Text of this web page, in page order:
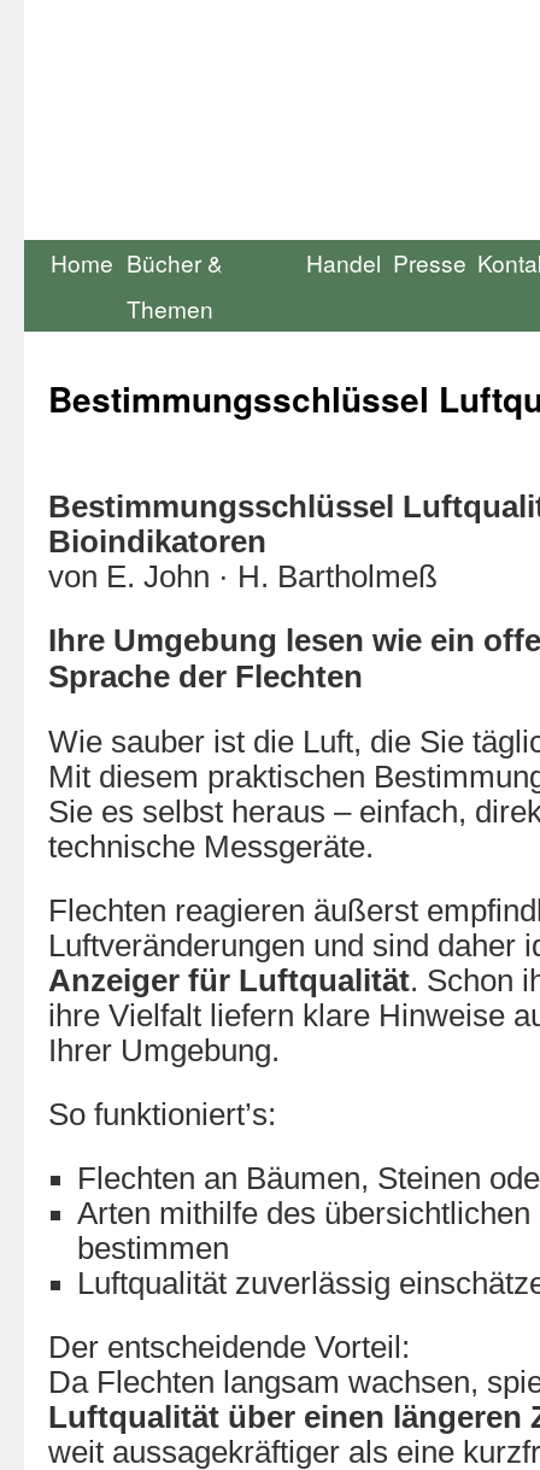
Home Bücher &
Themen
Handel Presse
Bestimmungsschlüssel
Bestimmungsschlüssel
Bioindikatoren
von E. John · H. Bartholmeß
Ihre Umgebung lesen wie ein
Sprache der Flechten
Wie sauber ist die Luft, die Sie
Mit diesem praktischen
Sie es selbst heraus – einfach,
technische Messgeräte.
Flechten reagieren äußerst
Luftveränderungen und sind daher
Anzeiger für Luftqualität. Schon
ihre Vielfalt liefern klare Hinweise
Ihrer Umgebung.
So funktioniert’s:
Flechten an Bäumen, Steinen
Arten mithilfe des
bestimmen
Luftqualität zuverlässig
Der entscheidende Vorteil:
Da Flechten langsam wachsen,
Luftqualität über einen längeren
weit aussagekräftiger als eine